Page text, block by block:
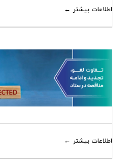
اطلاعات بیشتر
اطلاعات بیشتر